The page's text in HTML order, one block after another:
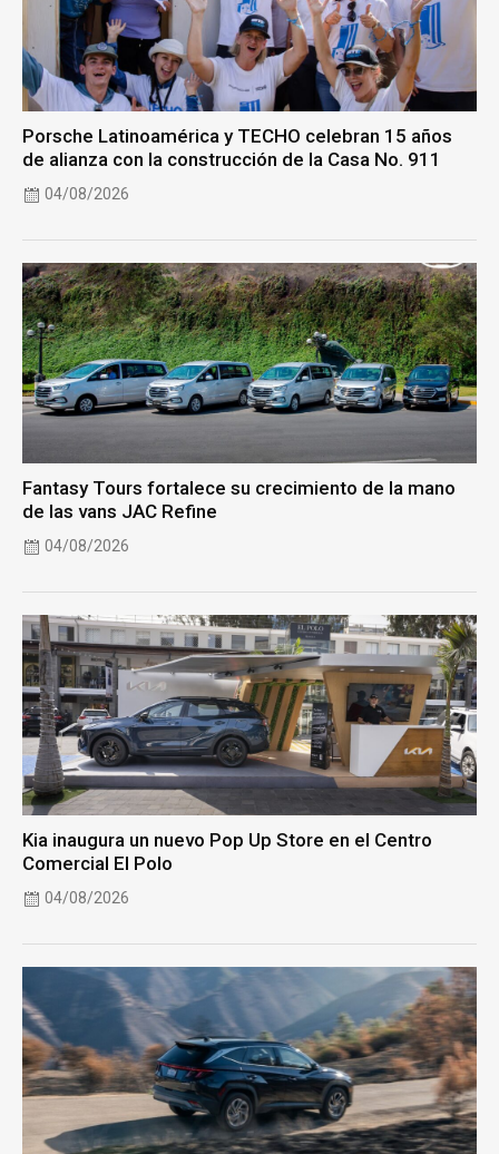
Porsche Latinoamérica y TECHO celebran 15 años
de alianza con la construcción de la Casa No. 911
04/08/2026
Fantasy Tours fortalece su crecimiento de la mano
de las vans JAC Refine
04/08/2026
Kia inaugura un nuevo Pop Up Store en el Centro
Comercial El Polo
04/08/2026